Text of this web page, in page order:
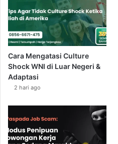
Cara Mengatasi Culture
Shock WNI di Luar Negeri &
Adaptasi
2 hari ago